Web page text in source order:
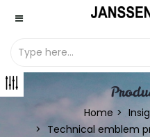
Home
Technical emblem